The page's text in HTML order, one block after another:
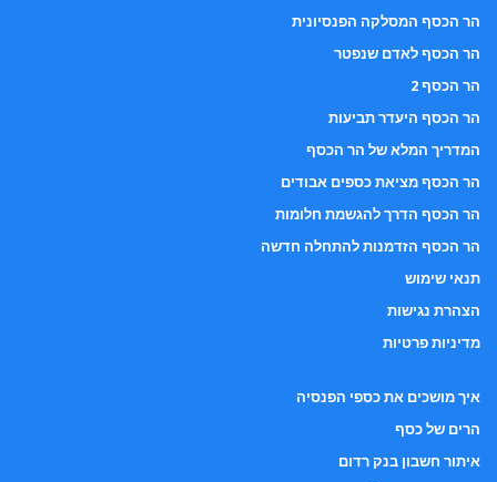
הר הכסף המסלקה הפנסיונית
הר הכסף לאדם שנפטר
הר הכסף 2
הר הכסף היעדר תביעות
המדריך המלא של הר הכסף
הר הכסף מציאת כספים אבודים
הר הכסף הדרך להגשמת חלומות
הר הכסף הזדמנות להתחלה חדשה
תנאי שימוש
הצהרת נגישות
מדיניות פרטיות
איך מושכים את כספי הפנסיה
הרים של כסף
איתור חשבון בנק רדום